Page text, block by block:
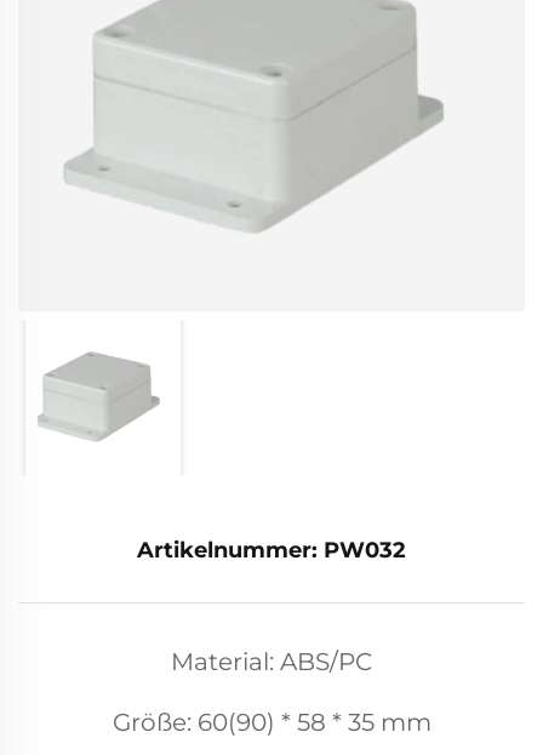
Artikelnummer: PW032
Material: ABS/PC
Größe: 60(90) * 58 * 35 mm